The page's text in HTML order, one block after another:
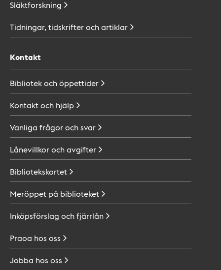
Släktforskning
Tidningar, tidskrifter ochartiklar
Kontakt
Bibliotek ochöppettider
Kontakt och hjälp
Vanliga frågor ochsvar
Lånevillkor ochavgifter
Bibliotekskortet
Meröppet på biblioteket
Inköpsförslag ochfjärrlån
Praoa hos oss
Jobba hos oss